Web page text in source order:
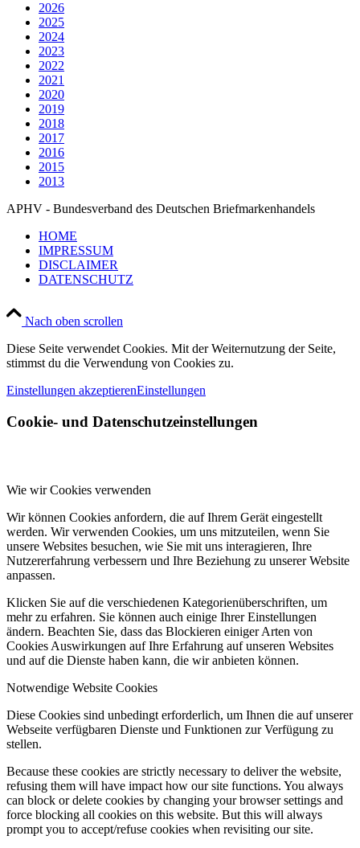
2026
2025
2024
2023
2022
2021
2020
2019
2018
2017
2016
2015
2013
APHV - Bundesverband des Deutschen Briefmarkenhandels
HOME
IMPRESSUM
DISCLAIMER
DATENSCHUTZ
Nach oben scrollen
Diese Seite verwendet Cookies. Mit der Weiternutzung der Seite,
stimmst du die Verwendung von Cookies zu.
Einstellungen akzeptierenEinstellungen
Cookie- und Datenschutzeinstellungen
Wie wir Cookies verwenden
Wir können Cookies anfordern, die auf Ihrem Gerät eingestellt
werden. Wir verwenden Cookies, um uns mitzuteilen, wenn Sie
unsere Websites besuchen, wie Sie mit uns interagieren, Ihre
Nutzererfahrung verbessern und Ihre Beziehung zu unserer Website
anpassen.
Klicken Sie auf die verschiedenen Kategorienüberschriften, um
mehr zu erfahren. Sie können auch einige Ihrer Einstellungen
ändern. Beachten Sie, dass das Blockieren einiger Arten von
Cookies Auswirkungen auf Ihre Erfahrung auf unseren Websites
und auf die Dienste haben kann, die wir anbieten können.
Notwendige Website Cookies
Diese Cookies sind unbedingt erforderlich, um Ihnen die auf unserer
Webseite verfügbaren Dienste und Funktionen zur Verfügung zu
stellen.
Because these cookies are strictly necessary to deliver the website,
refusing them will have impact how our site functions. You always
can block or delete cookies by changing your browser settings and
force blocking all cookies on this website. But this will always
prompt you to accept/refuse cookies when revisiting our site.